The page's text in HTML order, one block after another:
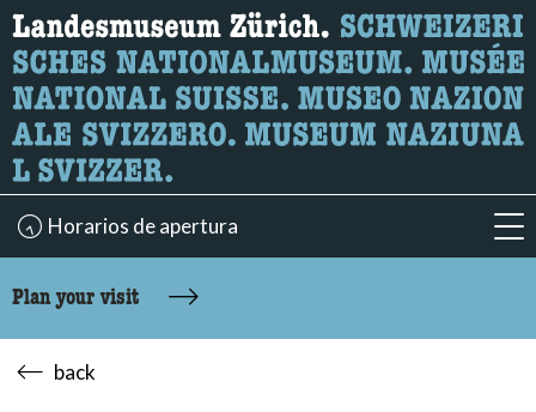
What are you looking for?
Here you can search for content on the page.
Horarios de apertura
Plan your visit
back